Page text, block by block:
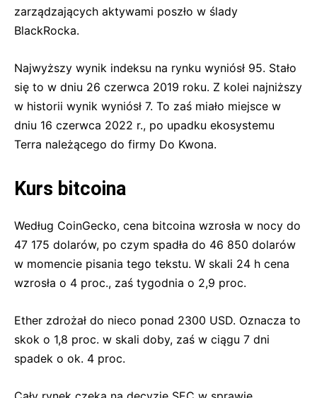
zarządzających aktywami poszło w ślady
BlackRocka.
Najwyższy wynik indeksu na rynku wyniósł 95. Stało
się to w dniu 26 czerwca 2019 roku. Z kolei najniższy
w historii wynik wyniósł 7. To zaś miało miejsce w
dniu 16 czerwca 2022 r., po upadku ekosystemu
Terra należącego do firmy Do Kwona.
Kurs bitcoina
Według CoinGecko, cena bitcoina wzrosła w nocy do
47 175 dolarów, po czym spadła do 46 850 dolarów
w momencie pisania tego tekstu. W skali 24 h cena
wzrosła o 4 proc., zaś tygodnia o 2,9 proc.
Ether zdrożał do nieco ponad 2300 USD. Oznacza to
skok o 1,8 proc. w skali doby, zaś w ciągu 7 dni
spadek o ok. 4 proc.